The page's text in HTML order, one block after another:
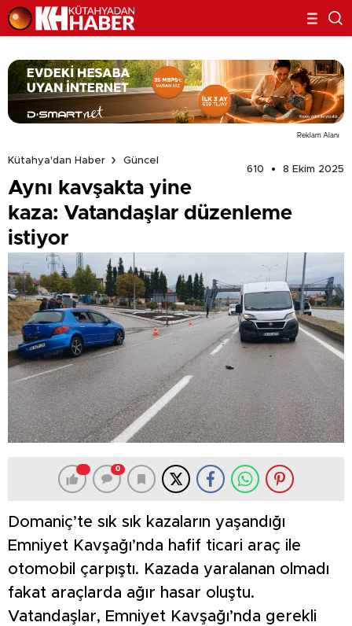
Reklam Alanı
Kütahya'dan Haber
Güncel
610
8 Ekim 2025
Aynı kavşakta yine
kaza: Vatandaşlar düzenleme
istiyor
0
Domaniç’te sık sık kazaların yaşandığı
Emniyet Kavşağı’nda hafif ticari araç ile
otomobil çarpıştı. Kazada yaralanan olmadı
fakat araçlarda ağır hasar oluştu.
Vatandaşlar, Emniyet Kavşağı’nda gerekli